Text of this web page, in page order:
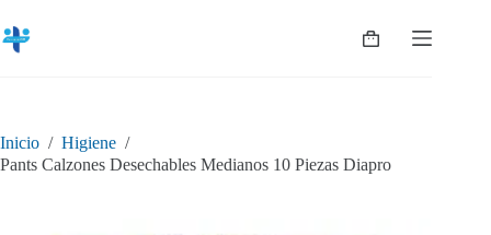
al
contenido
Shopping
Inicio / Higiene /
Pants Calzones Desechables Medianos 10 Piezas Diapro